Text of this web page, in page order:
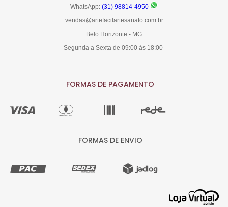
WhatsApp: (31) 98814-4950
vendas@artefacilartesanato.com.br
Belo Horizonte - MG
Segunda a Sexta de 09:00 ás 18:00
FORMAS DE PAGAMENTO
FORMAS DE ENVIO